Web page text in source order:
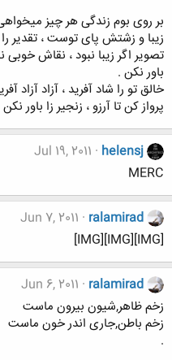
بر روی بوم زندگی هر چیز
زیبا و زشتش پای توست ، تقدیر را
تصویر اگر زیبا نبود ، نقاش خوبی
باور نکن .
خالق تو را شاد آفرید ، آزاد آزاد
پرواز کن تا آرزو ، زنجیر زا باور
helensj
Jul 19, 2011
MERC
ralamirad
Jun 7, 2011
[IMG][IMG][IMG]
ralamirad
Jun 6, 2011
زخم ظاهر,شیون بیرون ماست
زخم باطن,جاری اندر خون ماست
.